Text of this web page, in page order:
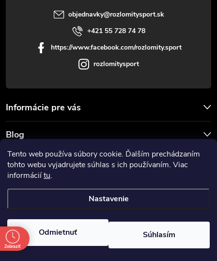
Tento web používa súbory cookie. Ďalším prechádzaním
tohto webu vyjadrujete súhlas s ich používaním. Viac
informáciítu.
Nastavenie
Odmietnuť Súhlasím
objednavky@rozlomitysport.sk
+421 55 728 74 78
https://www.facebook.com/rozlomity.sport
rozlomitysport
Informácie pre vás
Blog
Prijímame online platby
Rozlomitysport. Všetky práva vyhradené.
Zobraziť